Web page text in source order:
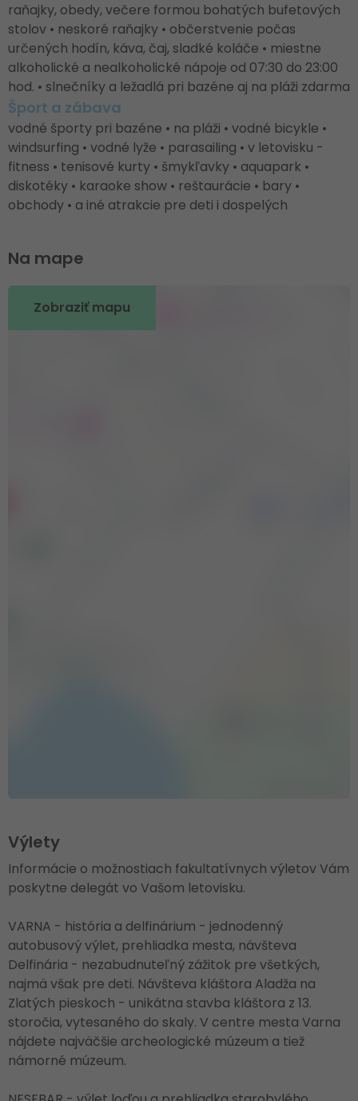
raňajky, obedy, večere formou bohatých bufetových
stolov • neskoré raňajky • občerstvenie počas
určených hodín, káva, čaj, sladké koláče • miestne
alkoholické a nealkoholické nápoje od 07:30 do 23:00
hod. • slnečníky a ležadlá pri bazéne aj na pláži zdarma
Šport a zábava
vodné športy pri bazéne • na pláži • vodné bicykle •
windsurfing • vodné lyže • parasailing • v letovisku -
fitness • tenisové kurty • šmykľavky • aquapark •
diskotéky • karaoke show • reštaurácie • bary •
obchody • a iné atrakcie pre deti i dospelých
Na mape
Zobraziť mapu
Výlety
Informácie o možnostiach fakultatívnych výletov Vám
poskytne delegát vo Vašom letovisku.
VARNA - história a delfinárium - jednodenný
autobusový výlet, prehliadka mesta, návšteva
Delfinária - nezabudnuteľný zážitok pre všetkých,
najmä však pre deti. Návšteva kláštora Aladža na
Zlatých pieskoch - unikátna stavba kláštora z 13.
storočia, vytesaného do skaly. V centre mesta Varna
nájdete najväčšie archeologické múzeum a tiež
námorné múzeum.